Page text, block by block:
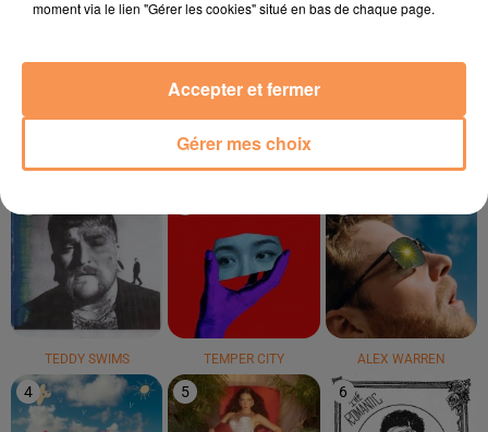
TEDDY SWIMS TEMPER CITY ALEX WARREN
4 5 6
moment via le lien "Gérer les cookies" situé en bas de chaque page.
Gérer mes choix
Accepter et fermer